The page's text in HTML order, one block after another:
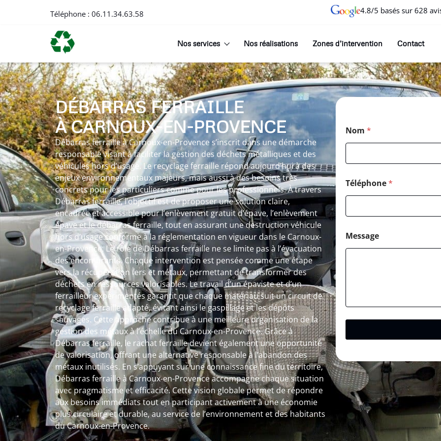
Téléphone : 06.11.34.63.58 4.8/5 basés sur 628
Nos services Nos réalisations Zones d’intervention Contact
DÉBARRAS FERRAILLE
À CARNOUX-EN-PROVENCE
Débarras ferraille à Carnoux-en-Provence s’inscrit dans une démarche
responsable visant à faciliter la gestion des déchets métalliques et des
véhicules hors d’usage. Le recyclage ferraille répond aujourd’hui à des
enjeux environnementaux majeurs, mais aussi à des besoins très
concrets pour les particuliers comme pour les professionnels. À travers
Débarras ferraille, l’objectif est de proposer une solution claire,
encadrée et accessible pour l’enlèvement gratuit d’épave, l’enlèvement
épave et le débarras ferraille, tout en assurant une destruction véhicule
hors d’usage conforme à la réglementation en vigueur dans le Carnoux-
en-Provence. Le rôle de Débarras ferraille ne se limite pas à l’évacuation
des encombrants. Chaque intervention est pensée comme une étape
vers la récupération fers et métaux, permettant de transformer des
déchets en ressources valorisables. Le travail d’un épaviste et d’un
ferrailleur expérimentés garantit que chaque matériau suit un circuit de
recyclage ferraille adapté, évitant ainsi le gaspillage et les dépôts
sauvages. Cette approche contribue à une meilleure organisation de la
gestion des métaux à l’échelle du Carnoux-en-Provence. Grâce à
Débarras ferraille, le rachat ferraille devient également une opportunité
de valorisation, offrant une alternative responsable à l’abandon des
métaux inutilisés. En s’appuyant sur une connaissance fine du territoire,
Débarras ferraille à Carnoux-en-Provence accompagne chaque situation
avec pragmatisme et efficacité. Cette vision globale permet de répondre
aux besoins immédiats tout en participant activement à une économie
plus circulaire et durable, au service de l’environnement et des habitants
du Carnoux-en-Provence.
Nom *
Téléphone*
Message